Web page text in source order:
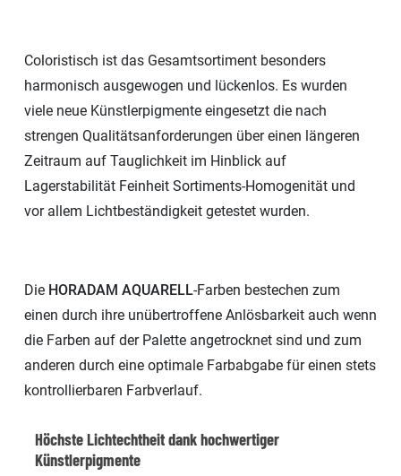
Coloristisch ist das Gesamtsortiment besonders
harmonisch ausgewogen und lückenlos. Es wurden
viele neue Künstlerpigmente eingesetzt die nach
strengen Qualitätsanforderungen über einen längeren
Zeitraum auf Tauglichkeit im Hinblick auf
Lagerstabilität Feinheit Sortiments-Homogenität und
vor allem Lichtbeständigkeit getestet wurden.
Die HORADAM AQUARELL-Farben bestechen zum
einen durch ihre unübertroffene Anlösbarkeit auch wenn
die Farben auf der Palette angetrocknet sind und zum
anderen durch eine optimale Farbabgabe für einen stets
kontrollierbaren Farbverlauf.
Höchste Lichtechtheit dank hochwertiger
Künstlerpigmente